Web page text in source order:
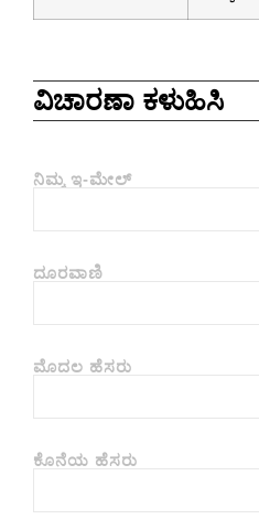
ವಿಚಾರಣಾ ಕಳುಹಿಸಿ
ನಿಮ್ಮ ಇ-ಮೇಲ್
ದೂರವಾಣಿ
ಮೊದಲ ಹೆಸರು
ಕೊನೆಯ ಹೆಸರು